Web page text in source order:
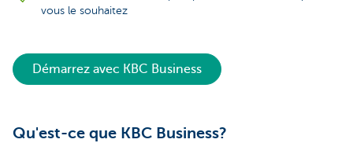
vous le souhaitez
Démarrez avec KBC Business
Qu'est-ce que KBC Business?